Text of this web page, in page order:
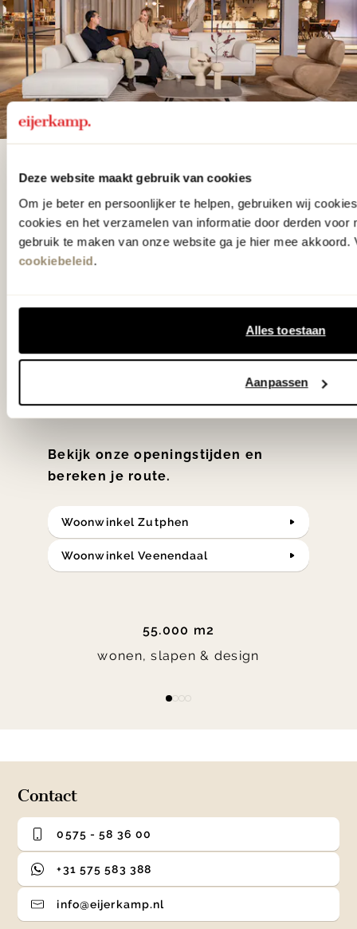
Deze website maakt gebruik van cookies
Om je beter en persoonlijker te helpen, gebruiken wij
cookies en het verzamelen van informatie door derden voor
gebruik te maken van onze website ga je hier mee akkoord.
cookiebeleid.
Alles toestaan
Aanpassen
De woonwinkel
gezien op tv!
Wie kent het programma vtwonen
samengesteld met de mooiste
klassiekers en de nieuwste ontwerpen
in verrassende materialen en kleuren!
Bekijk onze openingstijden en
bereken je route.
Woonwinkel Zutphen
Woonwinkel Veenendaal
55.000 m2
wonen, slapen & design
Contact
0575 - 58 36 00
+31 575 583 388
info@eijerkamp.nl